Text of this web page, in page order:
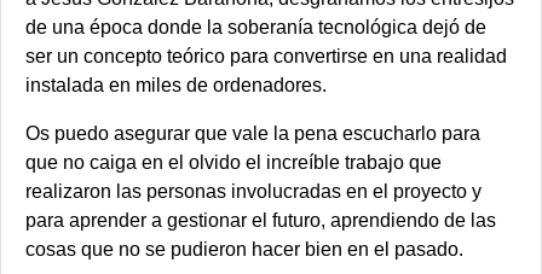
de una época donde la soberanía tecnológica dejó de
ser un concepto teórico para convertirse en una realidad
instalada en miles de ordenadores.
Os puedo asegurar que vale la pena escucharlo para
que no caiga en el olvido el increíble trabajo que
realizaron las personas involucradas en el proyecto y
para aprender a gestionar el futuro, aprendiendo de las
cosas que no se pudieron hacer bien en el pasado.